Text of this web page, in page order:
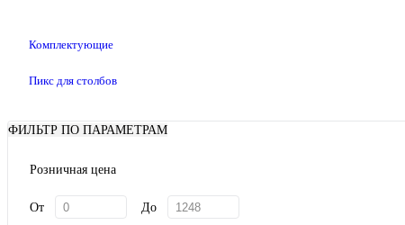
Комплектующие
Пикс для столбов
ФИЛЬТР ПО ПАРАМЕТРАМ
Розничная цена
От До